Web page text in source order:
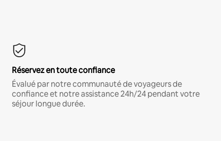
Réservez en toute confiance
Évalué par notre communauté de voyageurs de
confiance et notre assistance 24h/24 pendant votre
séjour longue durée.